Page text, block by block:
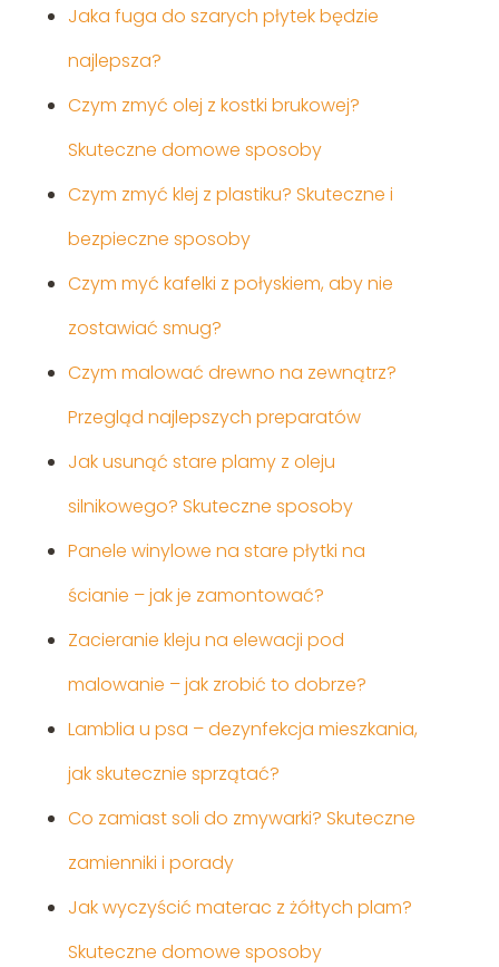
Jaka fuga do szarych płytek będzie
najlepsza?
Czym zmyć olej z kostki brukowej?
Skuteczne domowe sposoby
Czym zmyć klej z plastiku? Skuteczne i
bezpieczne sposoby
Czym myć kafelki z połyskiem, aby nie
zostawiać smug?
Czym malować drewno na zewnątrz?
Przegląd najlepszych preparatów
Jak usunąć stare plamy z oleju
silnikowego? Skuteczne sposoby
Panele winylowe na stare płytki na
ścianie – jak je zamontować?
Zacieranie kleju na elewacji pod
malowanie – jak zrobić to dobrze?
Lamblia u psa – dezynfekcja mieszkania,
jak skutecznie sprzątać?
Co zamiast soli do zmywarki? Skuteczne
zamienniki i porady
Jak wyczyścić materac z żółtych plam?
Skuteczne domowe sposoby